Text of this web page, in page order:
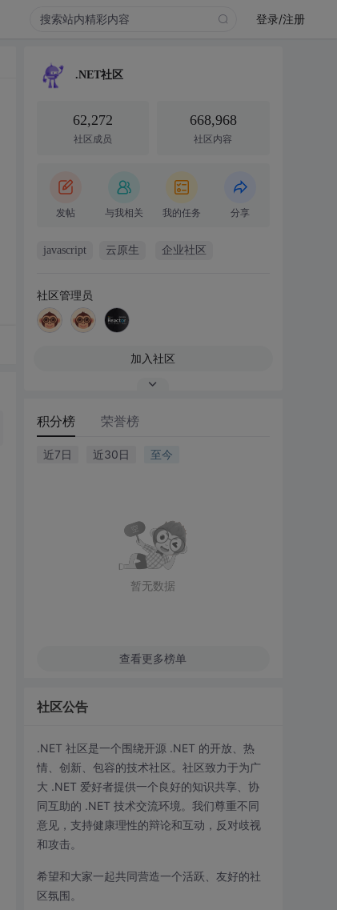
登录/注册
.NET社区
62,272
社区成员
668,968
社区内容
发帖 与我相关 我的任务 分享
javascript 云原生 企业社区
社区管理员
加入社区
积分榜 荣誉榜
近7日 近30日 至今
暂无数据
查看更多榜单
社区公告
.NET 社区是一个围绕开源 .NET 的开放、热
情、创新、包容的技术社区。社区致力于为广
大 .NET 爱好者提供一个良好的知识共享、协
同互助的 .NET 技术交流环境。我们尊重不同
意见，支持健康理性的辩论和互动，反对歧视
和攻击。
希望和大家一起共同营造一个活跃、友好的社
区氛围。